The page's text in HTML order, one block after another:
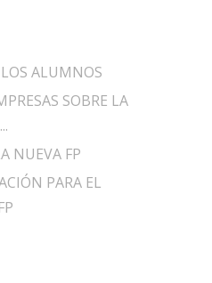
ALUMNOS
SOBRE LA
NUEVA FP
PARA EL